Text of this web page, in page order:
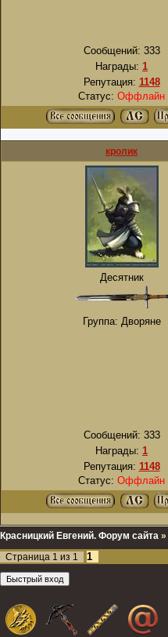
Сообщений: 333
Награды: 1
Репутация: 1148
Статус: Оффлайн
кролик
Десятник
Группа: Дворяне
Сообщений: 333
Награды: 1
Репутация: 1148
Статус: Оффлайн
Красницкий Евгений. Форум сайта »
Страница 1 из 1 1